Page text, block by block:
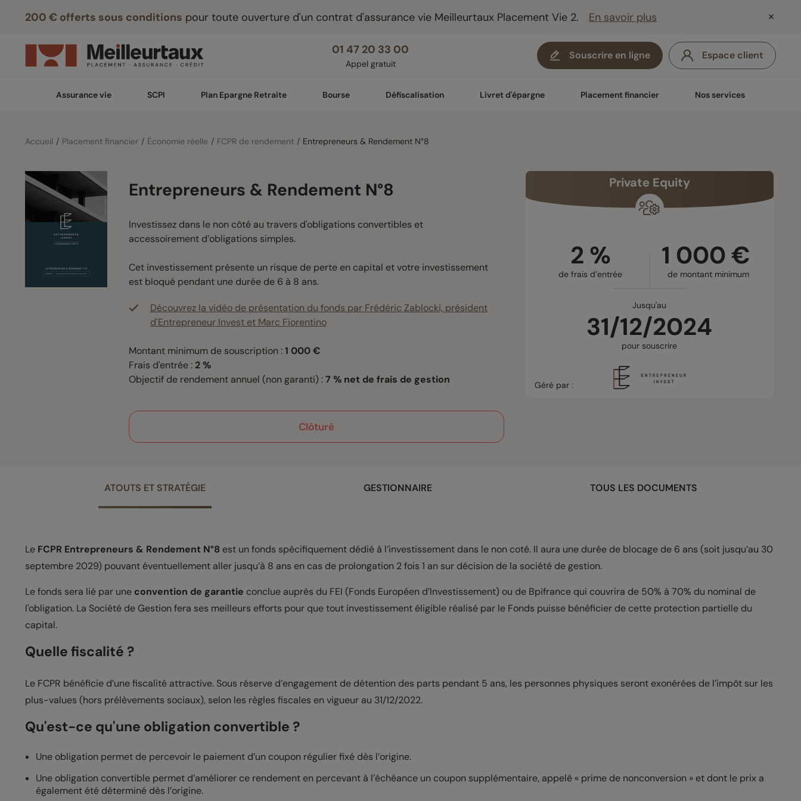
200 € offerts sous conditions pour toute ouverture d'un contrat d'assurance vie Meilleurtaux Placement Vie 2. En savoir plus
01 47 20 33 00
Appel gratuit
Souscrire en ligne Espace client
Assurance vie SCPI Plan Epargne Retraite Bourse Défiscalisation Livret d'épargne Placement financier Nos services
Accueil Placement financier Économie réelle FCPR de rendement Entrepreneurs & Rendement N°8
Entrepreneurs & Rendement N°8
Investissez dans le non côté au travers d'obligations convertibles et
accessoirement d’obligations simples.
Cet investissement présente un risque de perte en capital et votre investissement
est bloqué pendant une durée de 6 à 8 ans.
Découvrez la vidéo de présentation du fonds par Frédéric Zablocki, président
d'Entrepreneur Invest et Marc Fiorentino
Montant minimum de souscription :1 000 €
Frais d'entrée : 2 %
Objectif de rendement annuel (non garanti) :7 % net de frais de gestion
Clôturé
Private Equity
2 %
de frais d’entrée
1 000 €
de montant minimum
Jusqu'au
31/12/2024
pour souscrire
Géré par :
ATOUTS ET STRATÉGIE GESTIONNAIRE TOUS LES DOCUMENTS
Le FCPR Entrepreneurs & Rendement N°8 est un fonds spécifiquement dédié à l’investissement dans le non coté. Il aura une durée de blocage de 6 ans (soit jusqu’au 30
septembre 2029) pouvant éventuellement aller jusqu’à 8 ans en cas de prolongation 2 fois 1 an sur décision de la société de gestion.
Le fonds sera lié par une convention de garantie conclue auprès du FEI (Fonds Européen d’Investissement) ou de Bpifrance qui couvrira de 50% à 70% du nominal de
l'obligation. La Société de Gestion fera ses meilleurs efforts pour que tout investissement éligible réalisé par le Fonds puisse bénéficier de cette protection partielle du
capital.
Quelle fiscalité ?
Le FCPR bénéficie d’une fiscalité attractive. Sous réserve d’engagement de détention des parts pendant 5 ans, les personnes physiques seront exonérées de l’impôt sur les
plus-values (hors prélèvements sociaux), selon les règles fiscales en vigueur au 31/12/2022.
Qu'est-ce qu'une obligation convertible ?
Une obligation permet de percevoir le paiement d’un coupon régulier fixé dès l’origine.
Une obligation convertible permet d’améliorer ce rendement en percevant à l’échéance un coupon supplémentaire, appelé « prime de nonconversion » et dont le prix a
également été déterminé dès l’origine.